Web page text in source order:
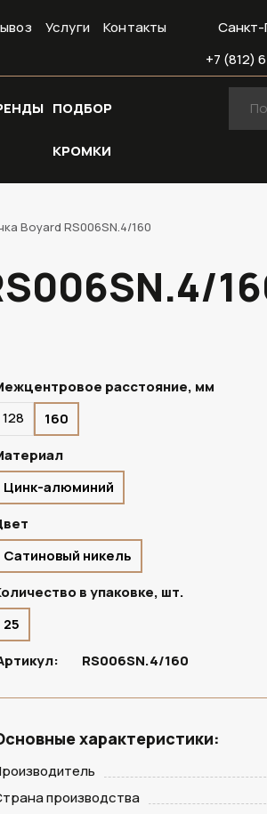
Услуги Контакты
Санкт-
+7 (812)
ПОДБОР
КРОМКИ
Boyard RS006SN.4/160
ЗАКАЗ
расстояние, мм
128
160
Цинк-алюминий
Сатиновый никель
в упаковке, шт.
25
RS006SN.4/160
характеристики:
производства